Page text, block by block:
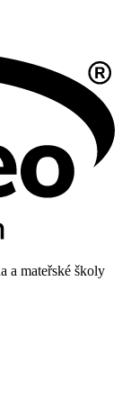
a mateřské školy